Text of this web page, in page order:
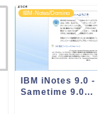
IBM-Notes/Domino
IBM iNotes 9.0 -
Sametime 9.0...